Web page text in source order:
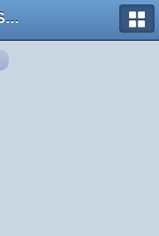
Форум UnitedSouth